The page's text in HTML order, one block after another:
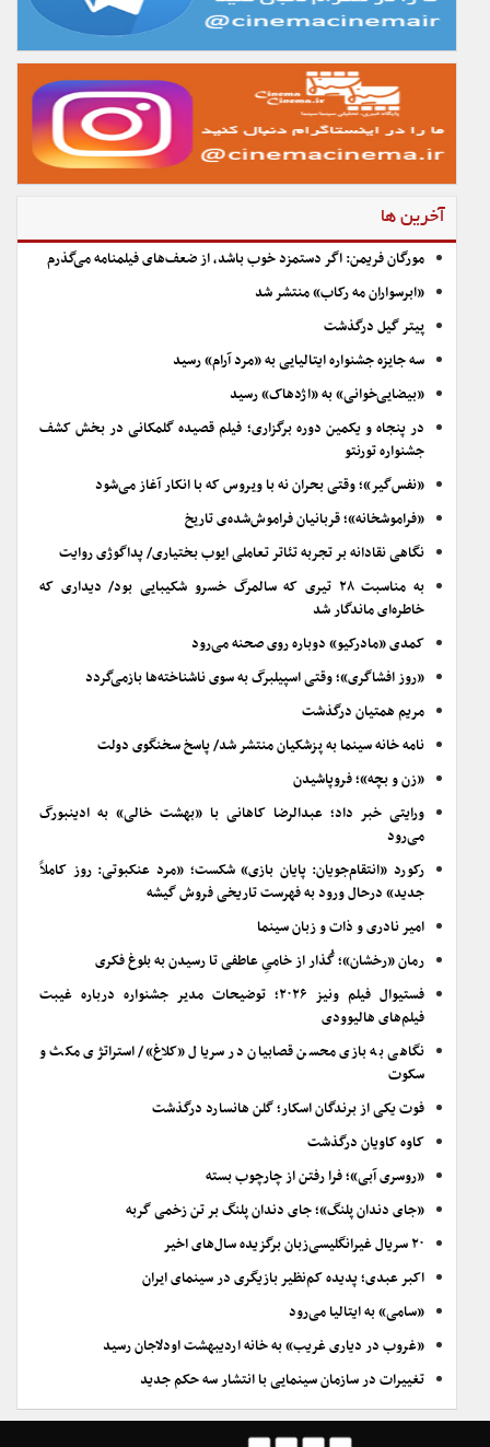
آخرین ها
مورگان فریمن: اگر دستمزد خوب باشد، از ضعف‌های فیلمنامه می‌گذرم
«ابرسواران مه رکاب» منتشر شد
پیتر گیل درگذشت
سه جایزه جشنواره ایتالیایی به «مرد آرام» رسید
«بیضایی‌خوانی» به «اژدهاک» رسید
در پنجاه و یکمین دوره برگزاری؛ فیلم قصیده گلمکانی در بخش کشف
جشنواره تورنتو
«نفس‌گیر»؛ وقتی بحران نه با ویروس که با انکار آغاز می‌شود
«فراموشخانه»؛ قربانیان فراموش‌شده‌ی تاریخ
نگاهی نقادانه بر تجربه تئاتر تعاملی ایوب بختیاری/ پداگوژی روایت
به مناسبت ۲۸ تیری که سالمرگ خسرو شکیبایی بود/ دیداری که
خاطره‌ای ماندگار شد
کمدی «مادرکیو» دوباره روی صحنه می‌رود
«روز افشاگری»؛ وقتی اسپیلبرگ به سوی ناشناخته‌ها بازمی‌گردد
مریم همتیان درگذشت
نامه خانه سینما به پزشکیان منتشر شد/ پاسخ سخنگوی دولت
«زن و بچه»؛ فروپاشیدن
ورایتی خبر داد؛ عبدالرضا کاهانی با «بهشت خالی» به ادینبورگ
می‌رود
رکورد «انتقام‌جویان: پایان بازی» شکست؛ «مرد عنکبوتی: روز کاملاً
جدید» درحال ورود به فهرست تاریخی فروش گیشه
امیر نادری و ذات و زبان سینما
رمان «رخشان»؛ گُذار از خامیِ عاطفی تا رسیدن به بلوغ فکری
فستیوال فیلم ونیز ۲۰۲۶؛ توضیحات مدیر جشنواره درباره غیبت
فیلم‌های هالیوودی
نگاهی به بازی محسن قصابیان در سریال «کلاغ»/ استراتژی مکث و
سکوت
فوت یکی از برندگان اسکار؛ گلن هانسارد درگذشت
کاوه کاویان درگذشت
«روسری آبی»؛ فرا رفتن از چارچوب بسته
«جای دندان پلنگ»؛ جای دندان پلنگ بر تن زخمی گربه
۲۰ سریال غیرانگلیسی‌زبان برگزیده سال‌های اخیر
اکبر عبدی؛ پدیده کم‌نظیر بازیگری در سینمای ایران
«سامی» به ایتالیا می‌رود
«غروب در دیاری غریب» به خانه اردیبهشت اودلاجان رسید
تغییرات در سازمان سینمایی با انتشار سه حکم جدید